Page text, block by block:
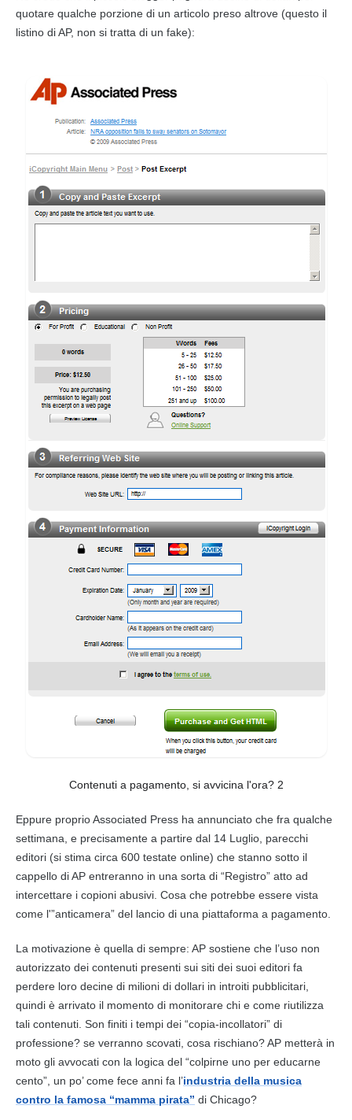
quotare qualche porzione di un articolo preso altrove (questo il
listino di AP, non si tratta di un fake):
Contenuti a pagamento, si avvicina l'ora? 2
Eppure proprio Associated Press ha annunciato che fra qualche
settimana, e precisamente a partire dal 14 Luglio, parecchi
editori (si stima circa 600 testate online) che stanno sotto il
cappello di AP entreranno in una sorta di “Registro” atto ad
intercettare i copioni abusivi. Cosa che potrebbe essere vista
come l'”anticamera” del lancio di una piattaforma a pagamento
La motivazione è quella di sempre: AP sostiene che l’uso non
autorizzato dei contenuti presenti sui siti dei suoi editori fa
perdere loro decine di milioni di dollari in introiti pubblicitari,
quindi è arrivato il momento di monitorare chi e come riutilizza
tali contenuti . Son finiti i tempi dei “copia-incollatori” di
professione? se verranno scovati, cosa rischiano? AP metterà in
moto gli avvocati con la logica del “colpirne uno per educarne
cento”, un po’ come fece anni fa l’industria della musica
contro la famosa “mamma pirata” di Chicago?